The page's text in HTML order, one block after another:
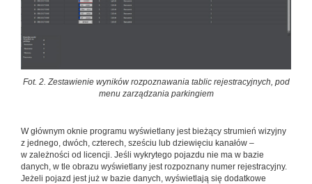
Fot. 2. Zestawienie wyników rozpoznawania tablic rejestracyjnych, pod
menu zarządzania parkingiem
W głównym oknie programu wyświetlany jest bieżący strumień wizyjny
z jednego, dwóch, czterech, sześciu lub dziewięciu kanałów –
w zależności od licencji. Jeśli wykrytego pojazdu nie ma w bazie
danych, w tle obrazu wyświetlany jest rozpoznany numer rejestracyjny.
Jeżeli pojazd jest już w bazie danych, wyświetlają się dodatkowe